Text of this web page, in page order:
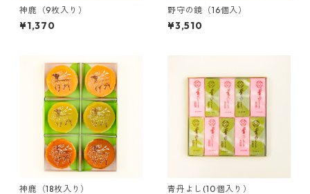
神鹿（9枚入り）
¥1,370
野守の鏡（16個入）
¥3,510
神鹿（18枚入り） 青丹よし(10個入り）